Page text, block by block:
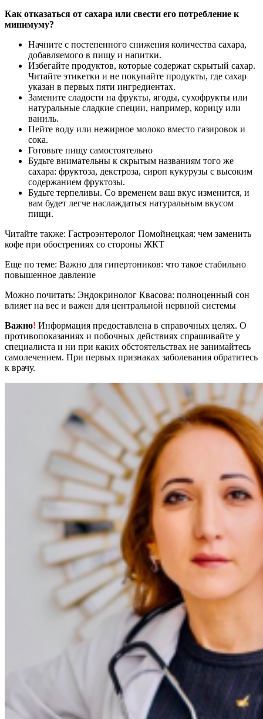
Как отказаться от сахара или свести его потребление к
минимуму?
Начните с постепенного снижения количества сахара,
добавляемого в пищу и напитки.
Избегайте продуктов, которые содержат скрытый сахар.
Читайте этикетки и не покупайте продукты, где сахар
указан в первых пяти ингредиентах.
Замените сладости на фрукты, ягоды, сухофрукты или
натуральные сладкие специи, например, корицу или
ваниль.
Пейте воду или нежирное молоко вместо газировок и
сока.
Готовьте пищу самостоятельно
Будьте внимательны к скрытым названиям того же
сахара: фруктоза, декстроза, сироп кукурузы с высоким
содержанием фруктозы.
Будьте терпеливы. Со временем ваш вкус изменится, и
вам будет легче наслаждаться натуральным вкусом
пищи.
Читайте также: Гастроэнтеролог Помойнецкая: чем заменить
кофе при обострениях со стороны ЖКТ
Еще по теме: Важно для гипертоников: что такое стабильно
повышенное давление
Можно почитать: Эндокринолог Квасова: полноценный сон
влияет на вес и важен для центральной нервной системы
Важно! Информация предоставлена в справочных целях. О
противопоказаниях и побочных действиях спрашивайте у
специалиста и ни при каких обстоятельствах не занимайтесь
самолечением. При первых признаках заболевания обратитесь
к врачу.